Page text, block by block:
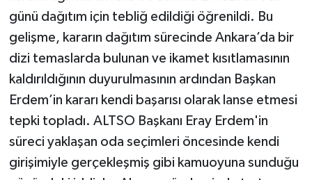
günü dağıtım için tebliğ edildiği öğrenildi. Bu
gelişme, kararın dağıtım sürecinde Ankara’da bir
dizi temaslarda bulunan ve ikamet kısıtlamasının
kaldırıldığının duyurulmasının ardından Başkan
Erdem’in kararı kendi başarısı olarak lanse etmesi
tepki topladı. ALTSO Başkanı Eray Erdem'in
süreci yaklaşan oda seçimleri öncesinde kendi
girişimiyle gerçekleşmiş gibi kamuoyuna sunduğu